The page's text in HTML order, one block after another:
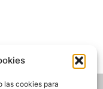
las cookies para